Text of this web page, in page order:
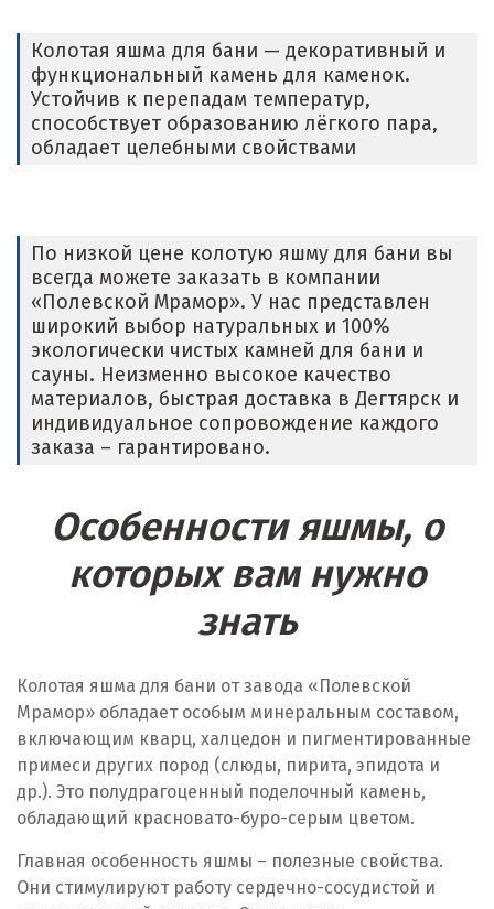
Колотая яшма для бани — декоративный и
функциональный камень для каменок.
Устойчив к перепадам температур,
способствует образованию лёгкого пара,
обладает целебными свойствами
По низкой цене колотую яшму для бани вы
всегда можете заказать в компании
«Полевской Мрамор». У нас представлен
широкий выбор натуральных и 100%
экологически чистых камней для бани и
сауны. Неизменно высокое качество
материалов, быстрая доставка в Дегтярск и
индивидуальное сопровождение каждого
заказа – гарантировано.
Особенности яшмы, о
которых вам нужно
знать
Колотая яшма для бани от завода «Полевской
Мрамор» обладает особым минеральным составом,
включающим кварц, халцедон и пигментированные
примеси других пород (слюды, пирита, эпидота и
др.). Это полудрагоценный поделочный камень,
обладающий красновато-буро-серым цветом.
Главная особенность яшмы – полезные свойства.
Они стимулируют работу сердечно-сосудистой и